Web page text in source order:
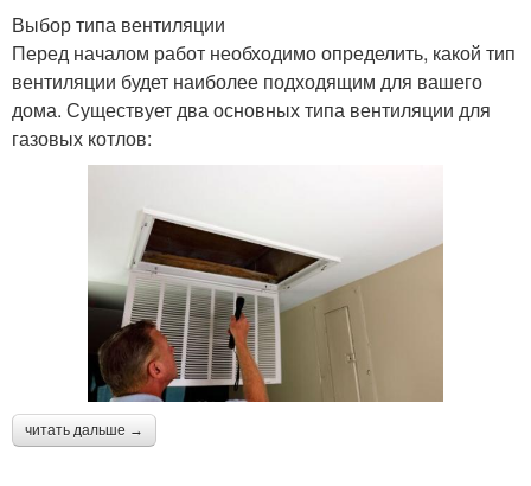
Выбор типа вентиляции
Перед началом работ необходимо определить, какой тип
вентиляции будет наиболее подходящим для вашего
дома. Существует два основных типа вентиляции для
газовых котлов:
читать дальше →